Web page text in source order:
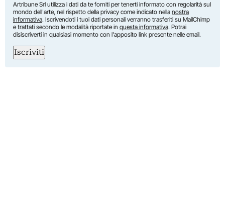
Artribune Srl utilizza i dati da te forniti per tenerti informato con regolarità sul
mondo dell'arte, nel rispetto della privacy come indicato nella nostra
informativa. Iscrivendoti i tuoi dati personali verranno trasferiti su MailChimp
e trattati secondo le modalità riportate in questa informativa. Potrai
disiscriverti in qualsiasi momento con l'apposito link presente nelle email.
Iscriviti